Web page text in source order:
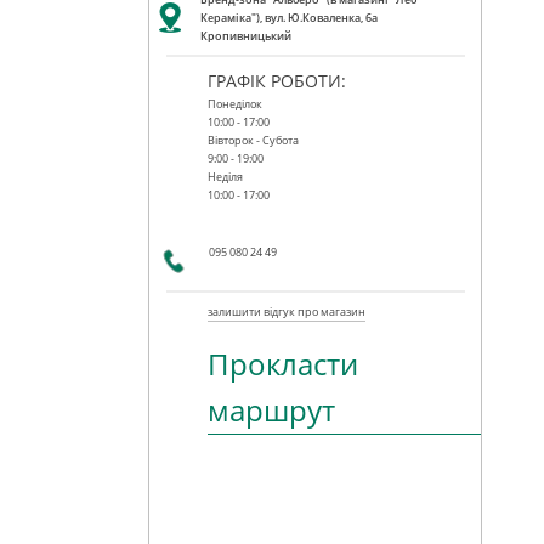
Кераміка"), вул. Ю.Коваленка, 6а
Кропивницький
ГРАФІК РОБОТИ:
Понеділок
10:00 - 17:00
Вівторок - Субота
9:00 - 19:00
Неділя
10:00 - 17:00
095 080 24 49
залишити відгук про магазин
Прокласти
маршрут